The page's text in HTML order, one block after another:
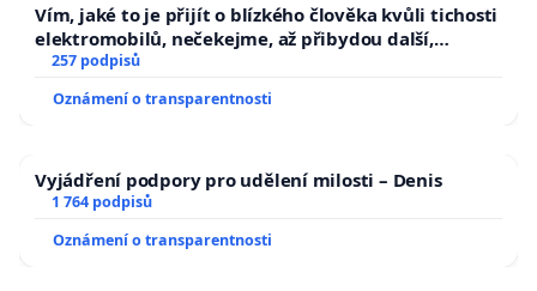
Vím, jaké to je přijít o blízkého člověka kvůli tichosti
elektromobilů, nečekejme, až přibydou další,
zaveďme slyšitelná auta!
257 podpisů
Oznámení o transparentnosti
Vyjádření podpory pro udělení milosti – Denis
1 764 podpisů
Oznámení o transparentnosti